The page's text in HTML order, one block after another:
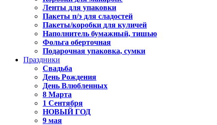
Ленты для упаковки
Пакеты п/э для сладостей
Пакеты/коробки для куличей
Наполнитель бумажный, тишью
Фольга оберточная
Подарочная упаковка, сумки
Праздники
Свадьба
День Рождения
День Влюбленных
8 Марта
1 Сентября
НОВЫЙ ГОД
9 мая